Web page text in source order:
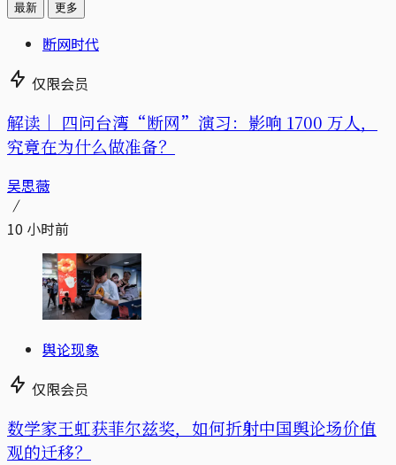
最新 更多
断网时代
仅限会员
解读｜ 四问台湾“断网”演习：影响 1700 万人，
究竟在为什么做准备？
吴思薇
10 小时前
舆论现象
仅限会员
数学家王虹获菲尔兹奖，如何折射中国舆论场价值
观的迁移？